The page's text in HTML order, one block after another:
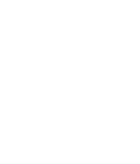
дышащий,
ткань